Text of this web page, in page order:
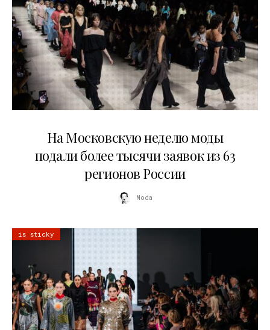
На Московскую неделю моды
подали более тысячи заявок из 63
регионов России
Moda
is sticky